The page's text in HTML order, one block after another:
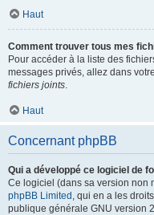
Haut
Comment trouver tous mes
Pour accéder à la liste des
messages privés, allez dans
fichiers joints.
Haut
Concernant phpBB
Qui a développé ce logiciel de
Ce logiciel (dans sa version non
phpBB Limited , qui en a les
publique générale GNU version